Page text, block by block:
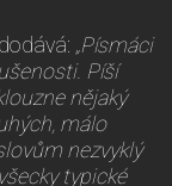
„Písmáci
Píší
nějaký
málo
nezvyklý
typické